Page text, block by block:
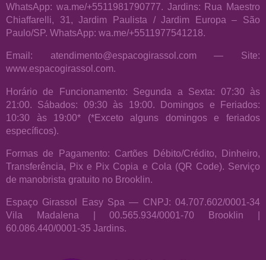
WhatsApp: wa.me/+5511981790777. Jardins: Rua Maestro
Chiaffarelli, 31, Jardim Paulista / Jardim Europa – São
Paulo/SP. WhatsApp: wa.me/+5511977541218.
Email: atendimento@espacogirassol.com — Site:
www.espacogirassol.com.
Horário de Funcionamento: Segunda a Sexta: 07:30 às
21:00. Sábados: 09:30 às 19:00. Domingos e Feriados:
10:30 às 19:00* (*Exceto alguns domingos e feriados
específicos).
Formas de Pagamento: Cartões Débito/Crédito, Dinheiro,
Transferência, Pix e Pix Copia e Cola (QR Code). Serviço
de manobrista gratuito no Brooklin.
Espaço Girassol Easy Spa — CNPJ: 04.707.602/0001-34
Vila Madalena | 00.565.934/0001-70 Brooklin |
60.086.440/0001-35 Jardins.